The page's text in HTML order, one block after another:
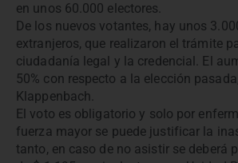
en unos 60.000 electores.
De los nuevos votantes, hay unos
extranjeros, que realizaron el trámite
ciudadanía legal y la credencial. El
50% con respecto a la elección
Klappenbach.
El voto es obligatorio y solo por
fuerza mayor se puede justificar la
tanto, en caso de no asistir se deberá